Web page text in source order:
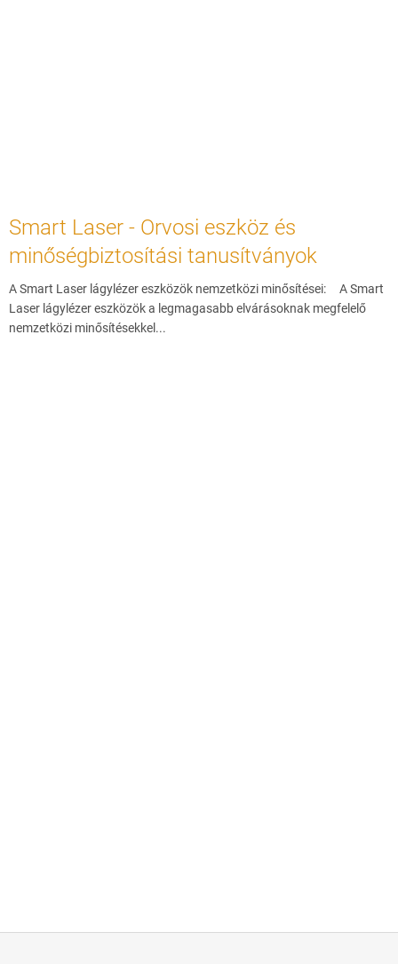
Smart Laser - Orvosi eszköz és
minőségbiztosítási tanusítványok
A Smart Laser lágylézer eszközök nemzetközi minősítései: A Smart
Laser lágylézer eszközök a legmagasabb elvárásoknak megfelelő
nemzetközi minősítésekkel...